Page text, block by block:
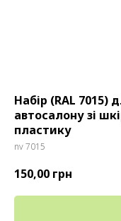
Набір (RAL 7015)
автосалону зі
пластику
nv 7015
150,00 грн